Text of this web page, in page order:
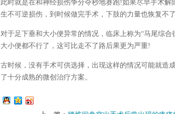
此时就是在和神经损伤争分夺秒地赛跑!如果尽早手术
生不可逆损伤，到时候做完手术，下肢的力量也恢复不了
对于足下垂和大小便异常的情况，临床上称为“马尾综
大小便都不行了，这可比走不了路后果更为严重!
古时候，没有手术可供选择，出现这样的情况可能就造
了十分成熟的微创治疗方案。